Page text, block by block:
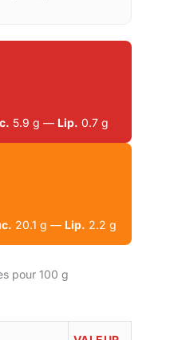
5.9 g — Lip. 0.7 g
20.1 g — Lip. 2.2 g
pour 100 g